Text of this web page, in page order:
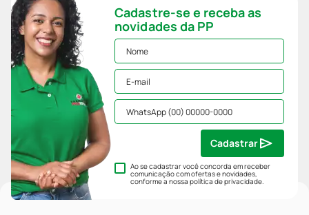
Cadastre-se e receba as
novidades da PP
Ao se cadastrar você concorda em receber
comunicação com ofertas e novidades,
conforme a nossapolítica de privacidade.
Cadastrar